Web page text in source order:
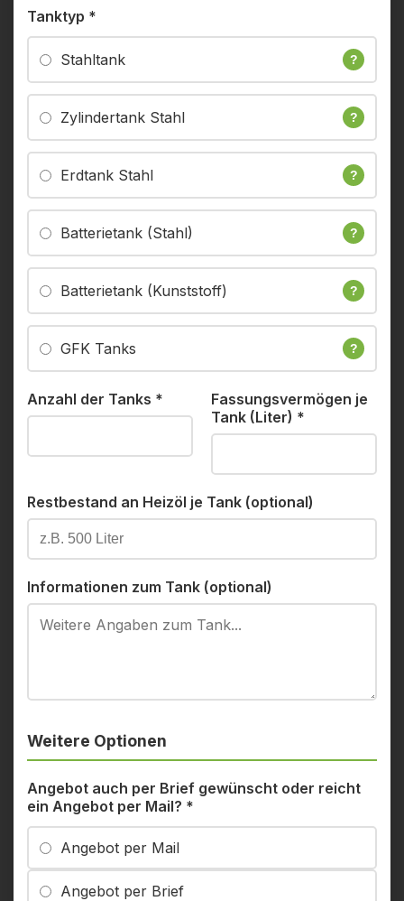
Tanktyp *
Stahltank ?
Zylindertank Stahl ?
Erdtank Stahl ?
Batterietank (Stahl) ?
Batterietank (Kunststoff) ?
GFK Tanks ?
Anzahl der Tanks *
Fassungsvermögen je
Tank (Liter) *
Restbestand an Heizöl je Tank (optional)
Informationen zum Tank (optional)
Weitere Optionen
Angebot auch per Brief gewünscht oder reicht
ein Angebot per Mail? *
Angebot per Mail
Angebot per Brief